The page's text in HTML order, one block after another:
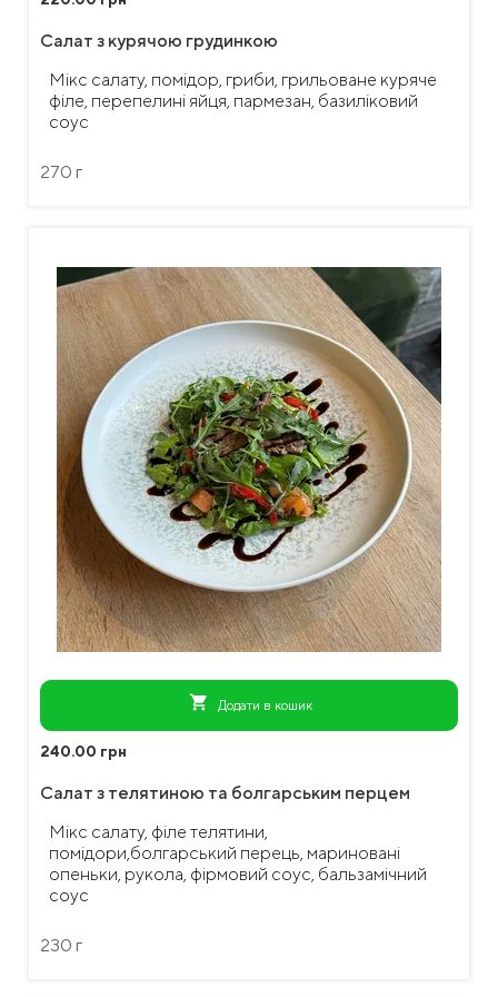
Салат з курячою грудинкою
Мікс салату, помідор, гриби, грильоване куряче
філе, перепелині яйця, пармезан, базиліковий
соус
270 г
shopping_cart Додати в кошик
240.00 грн
Салат з телятиною та болгарським перцем
Мікс салату, філе телятини,
помідори,болгарський перець, мариновані
опеньки, рукола, фірмовий соус, бальзамічний
соус
230 г